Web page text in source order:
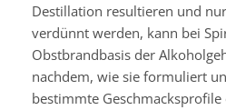
Destillation resultieren und
verdünnt werden, kann bei
Obstbrandbasis der
nachdem, wie sie formuliert
bestimmte